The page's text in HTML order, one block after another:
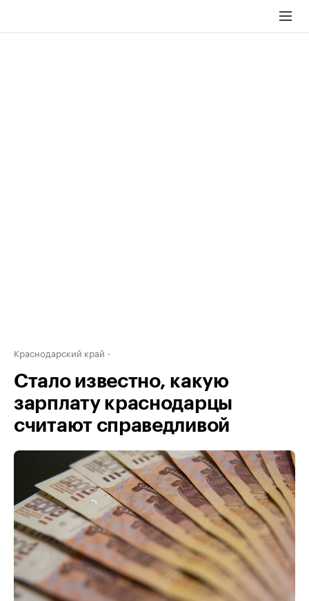
Краснодарский край
Стало известно, какую
зарплату краснодарцы
считают справедливой